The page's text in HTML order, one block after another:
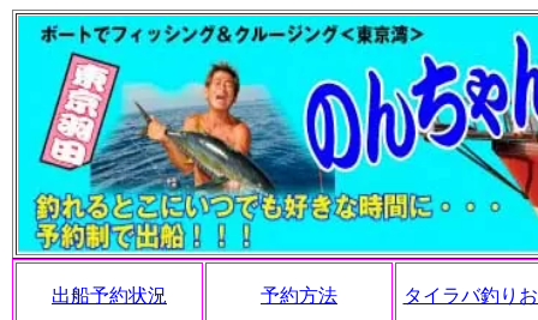
出船予約状況 予約方法 タイラバ釣り